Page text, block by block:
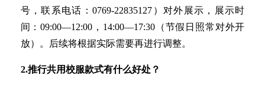
号，联系电话：0769-22835127）对外展示，展示时
间：09:00—12:00，14:00—17:30（节假日照常对外开
放）。后续将根据实际需要再进行调整。
2.推行共用校服款式有什么好处？